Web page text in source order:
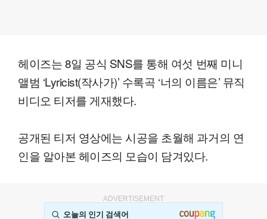
헤이즈는 8일 공식 SNS를 통해 여섯 번째 미니
앨범 ‘Lyricist(작사가)’ 수록곡 ‘너의 이름은’ 뮤직
비디오 티저를 게재했다.
공개된 티저 영상에는 시공을 초월해 과거의 연
인을 알아본 헤이즈의 모습이 담겨있다.
ADVERTISEMENT